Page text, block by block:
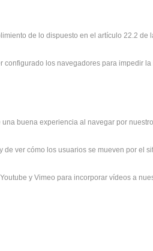
de lo dispuesto en el artículo 22.2
los navegadores para impedir
buena experiencia al navegar por
ver cómo los usuarios se mueven por el
y Vimeo para incorporar vídeos a